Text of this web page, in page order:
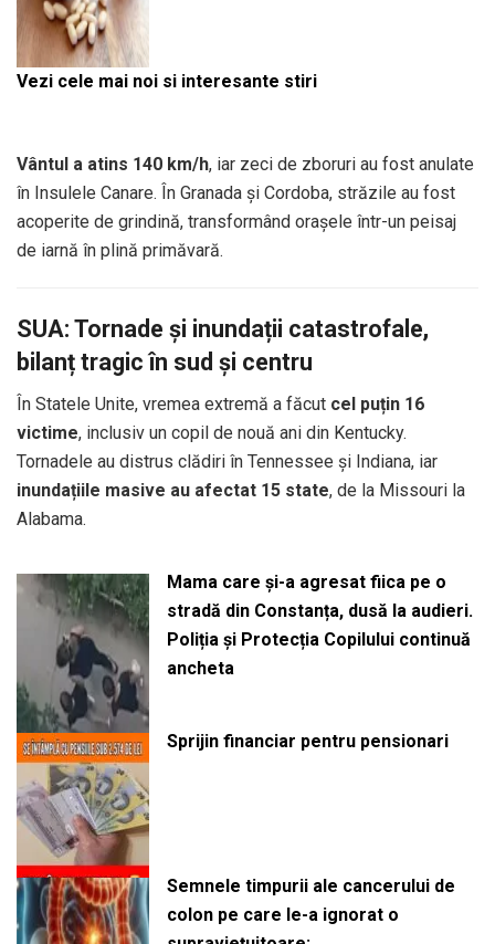
Vezi cele mai noi si interesante stiri
Vântul a atins 140 km/h, iar zeci de zboruri au fost anulate
în Insulele Canare. În Granada și Cordoba, străzile au fost
acoperite de grindină, transformând orașele într-un peisaj
de iarnă în plină primăvară.
SUA: Tornade și inundații catastrofale,
bilanț tragic în sud și centru
În Statele Unite, vremea extremă a făcut cel puțin 16
victime, inclusiv un copil de nouă ani din Kentucky.
Tornadele au distrus clădiri în Tennessee și Indiana, iar
inundațiile masive au afectat 15 state, de la Missouri la
Alabama.
Mama care și-a agresat fiica pe o
stradă din Constanța, dusă la audieri.
Poliția și Protecția Copilului continuă
ancheta
Sprijin financiar pentru pensionari
Semnele timpurii ale cancerului de
colon pe care le-a ignorat o